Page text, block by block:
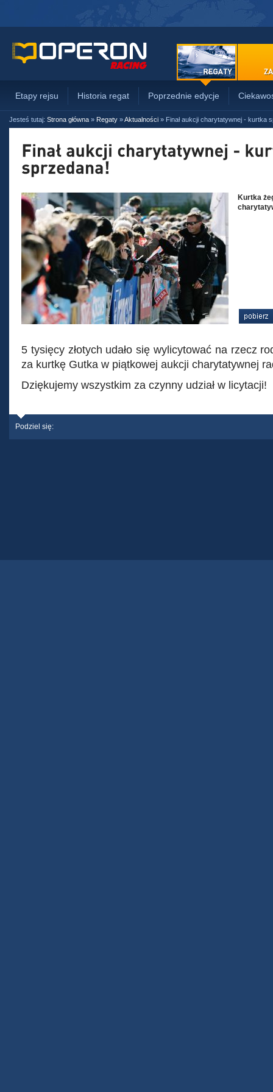
Etapy rejsu Historia regat Poprzednie edycje
Jesteś tutaj: Strona główna » Regaty »Aktualności » Finał aukcji charytatywnej - kurtka
Kurtka
5 tysięcy złotych udało się wylicytować na rzecz
za kurtkę Gutka w piątkowej aukcji charytatywnej
Dziękujemy wszystkim za czynny udział w licytacji!
Podziel się: